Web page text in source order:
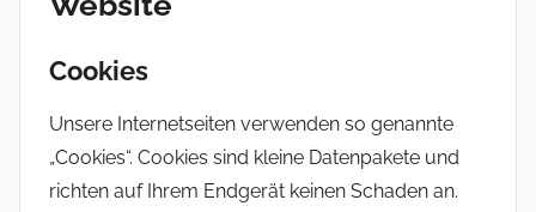
Cookies
Unsere Internetseiten verwenden so genannte
„Cookies“. Cookies sind kleine Datenpakete und
richten auf Ihrem Endgerät keinen Schaden an.